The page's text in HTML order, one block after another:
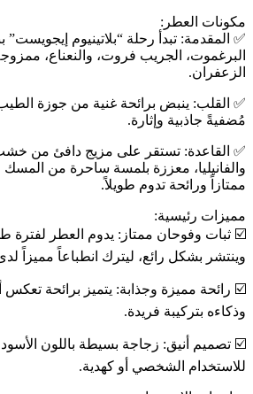
مكونات العطر:
✅️ المقدمة: تبدأ رحلة “بلاتينيوم
البرغموت، الجريب فروت، والنعناع،
الزعفران.
✅️ القلب: ينبض برائحة غنية من جوزة الطيب،
مُضفيةً جاذبية وإثارة.
✅️ القاعدة: تستقر على مزيج دافئ من خشب
والفانيليا، معززة بلمسة ساحرة من المسك
ممتازاً ورائحة تدوم طويلاً.
مميزات رئيسية:
☑️ ثبات وفوحان ممتاز: يدوم العطر لفترة
وينتشر بشكل رائع، ليترك انطباعاً مميزاً
☑️ رائحة مميزة وجذابة: يتميز برائحة
وذكاءه بتركيبة فريدة.
☑️ تصميم أنيق: زجاجة بسيطة باللون
للاستخدام الشخصي أو كهدية.